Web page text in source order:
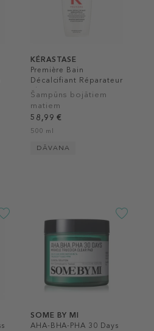
KÉRASTASE
Première Bain
Décalcifiant Réparateur
Shampoo
Šampūns bojātiem
matiem
58,99 €
500 ml
DĀVANA
SOME BY MI
AHA-BHA-PHA 30 Days